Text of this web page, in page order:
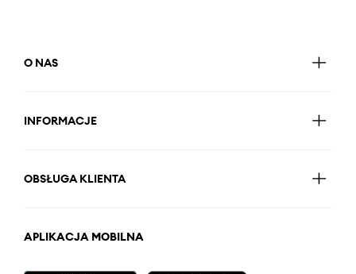
O NAS
INFORMACJE
OBSŁUGA KLIENTA
APLIKACJA MOBILNA